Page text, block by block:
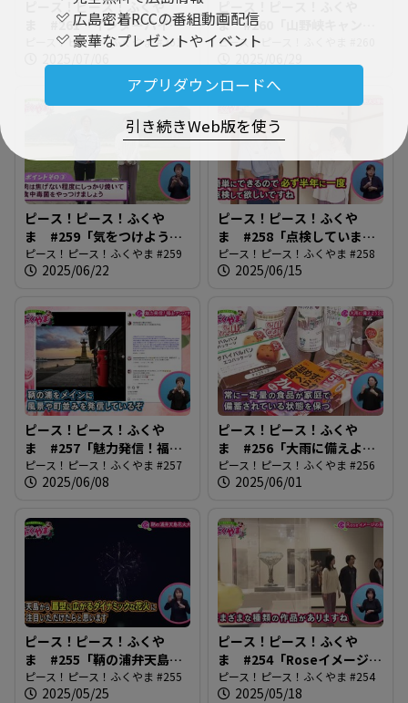
広島密着RCCの番組動画配信
豪華なプレゼントやイベント
アプリダウンロードへ
引き続きWeb版を使う
ピース！ピース！ふくや
ま #261「インターハイが
やってくる」
ピース！ピース！ふくやま #261
ま #260「山野峡キャンプ
場へ行ってみよう！」
ピース！ピース！ふくやま #260
ピース！ピース！ふくや
ま #259「気をつけよう！
夏の食中毒」
ピース！ピース！ふくやま #259
2025/06/22
ピース！ピース！ふくや
ま #258「点検しています
か・住宅用火災警報器」
ピース！ピース！ふくやま #258
2025/06/15
ピース！ピース！ふくや
ま #257「魅力発信！福山
アンバサダー」
ピース！ピース！ふくやま #257
2025/06/08
ピース！ピース！ふくや
ま #256「大雨に備えよう
2025」
ピース！ピース！ふくやま #256
2025/06/01
ピース！ピース！ふくや
ま #255「鞆の浦弁天島花
火大会」
ピース！ピース！ふくやま #255
2025/05/25
ピース！ピース！ふくや
ま #254「Roseイメージの
系譜」
ピース！ピース！ふくやま #254
2025/05/18